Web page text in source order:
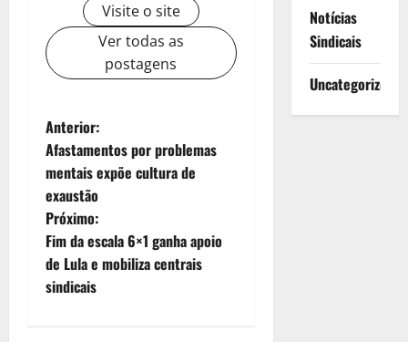
Visite o site
Ver todas as
postagens
N
a
v
e
g
Anterior:
Afastamentos por problemas
mentais expõe cultura de
exaustão
Próximo:
Fim da escala 6×1 ganha apoio
de Lula e mobiliza centrais
sindicais
Notícias
Sindicais
Uncategorized